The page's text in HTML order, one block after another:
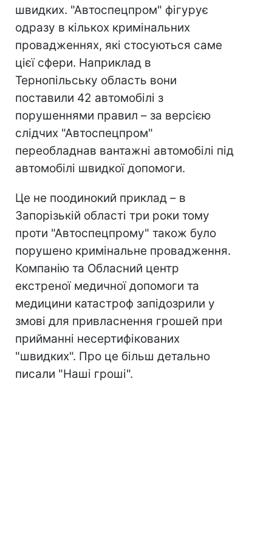
швидких. "Автоспецпром" фігурує
одразу в кількох кримінальних
провадженнях, які стосуються саме
цієї сфери. Наприклад в
Тернопільську область вони
поставили 42 автомобілі з
порушеннями правил – за версією
слідчих "Автоспецпром"
переобладнав вантажні автомобілі під
автомобілі швидкої допомоги.
Це не поодинокий приклад – в
Запорізькій області три роки тому
проти "Автоспецпрому" також було
порушено кримінальне провадження.
Компанію та Обласний центр
екстреної медичної допомоги та
медицини катастроф запідозрили у
змові для привласнення грошей при
прийманні несертифікованих
"швидких". Про це більш детально
писали "Наші гроші".